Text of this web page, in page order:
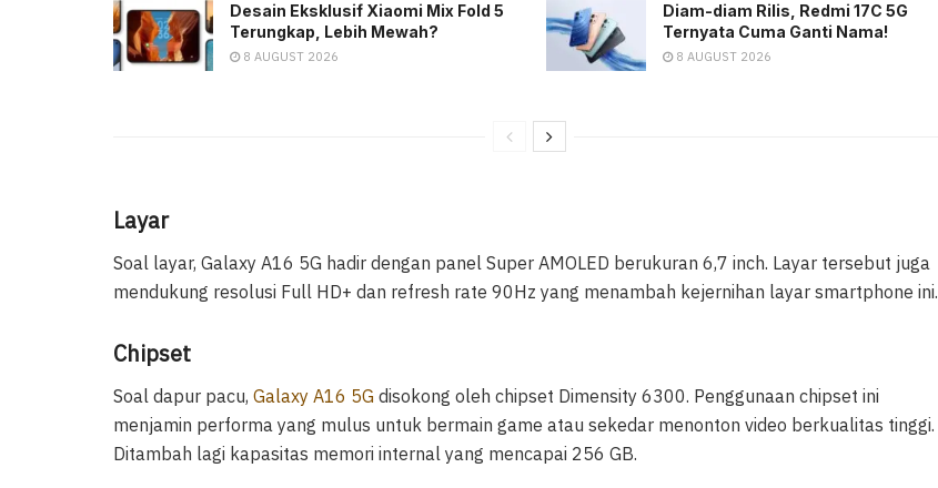
Desain Eksklusif Xiaomi Mix Fold 5
Terungkap, Lebih Mewah?
8 AUGUST 2026
Diam-diam Rilis, Redmi 17C 5G
Ternyata Cuma Ganti Nama!
8 AUGUST 2026
Layar
Soal layar, Galaxy A16 5G hadir dengan panel Super AMOLED berukuran 6,7 inch. Layar tersebut juga
mendukung resolusi Full HD+ dan refresh rate 90Hz yang menambah kejernihan layar smartphone ini.
Chipset
Soal dapur pacu, Galaxy A16 5G disokong oleh chipset Dimensity 6300. Penggunaan chipset ini
menjamin performa yang mulus untuk bermain game atau sekedar menonton video berkualitas tinggi.
Ditambah lagi kapasitas memori internal yang mencapai 256 GB.